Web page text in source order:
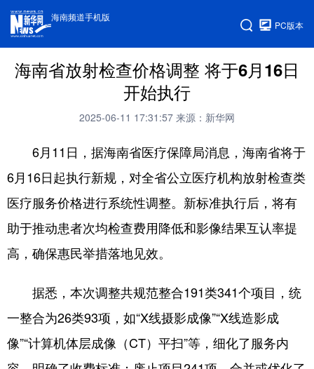
海南频道手机版
PC版本
海南省放射检查价格调整 将于6月16日
开始执行
2025-06-11 17:31:57 来源：新华网
6月11日，据海南省医疗保障局消息，海南省将于
6月16日起执行新规，对全省公立医疗机构放射检查类
医疗服务价格进行系统性调整。新标准执行后，将有
助于推动患者次均检查费用降低和影像结果互认率提
高，确保惠民举措落地见效。
据悉，本次调整共规范整合191类341个项目，统
一整合为26类93项，如“X线摄影成像”“X线造影成
像”“计算机体层成像（CT）平扫”等，细化了服务内